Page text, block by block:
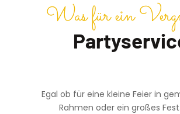
Was für ein
Egal ob für eine kleine Feier in
Rahmen oder ein großes